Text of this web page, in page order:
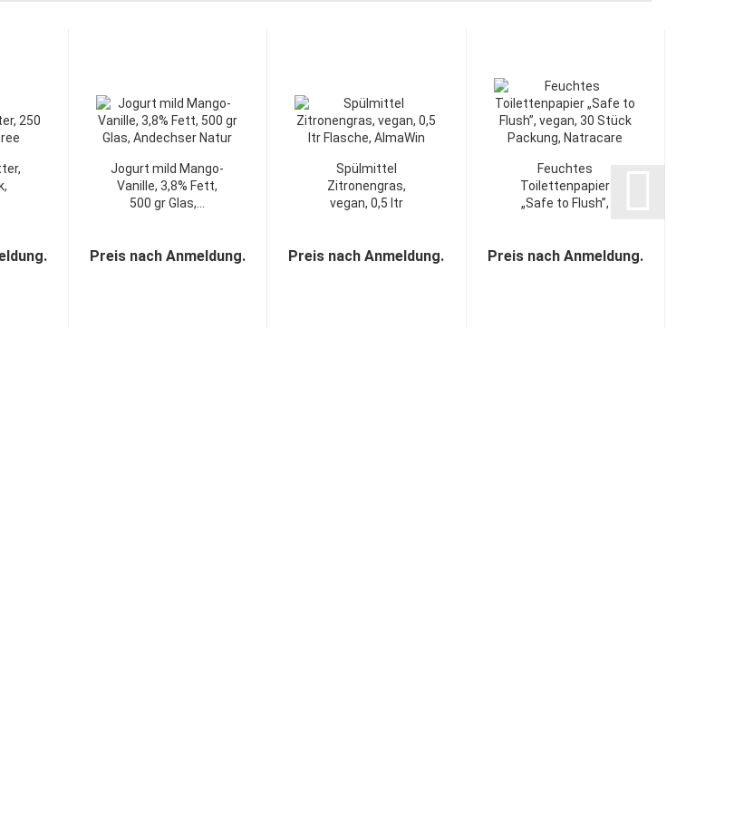
Jogurt mild Mango-
Vanille, 3,8% Fett,
500 gr Glas,...
Preis nach Anmeldung.
Spülmittel
Zitronengras,
vegan, 0,5 ltr
Preis nach Anmeldung.
Feuchtes
Toilettenpapier
„Safe to Flush”,
Preis nach Anmeldung.